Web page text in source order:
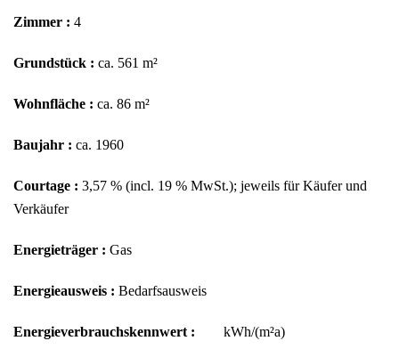
Zimmer : 4
Grundstück : ca. 561 m²
Wohnfläche : ca. 86 m²
Baujahr : ca. 1960
Courtage : 3,57 % (incl. 19 % MwSt.); jeweils für Käufer und
Verkäufer
Energieträger : Gas
Energieausweis : Bedarfsausweis
Energieverbrauchskennwert : kWh/(m²a)